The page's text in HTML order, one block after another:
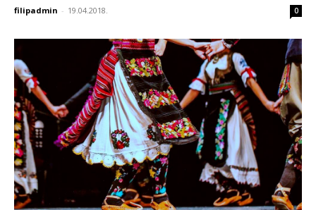
filipadmin - 19.04.2018. 0